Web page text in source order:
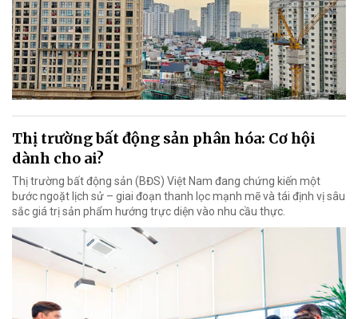
Thị trường bất động sản phân hóa: Cơ hội
dành cho ai?
Thị trường bất động sản (BĐS) Việt Nam đang chứng kiến một
bước ngoặt lịch sử – giai đoạn thanh lọc mạnh mẽ và tái định vị sâu
sắc giá trị sản phẩm hướng trực diện vào nhu cầu thực.